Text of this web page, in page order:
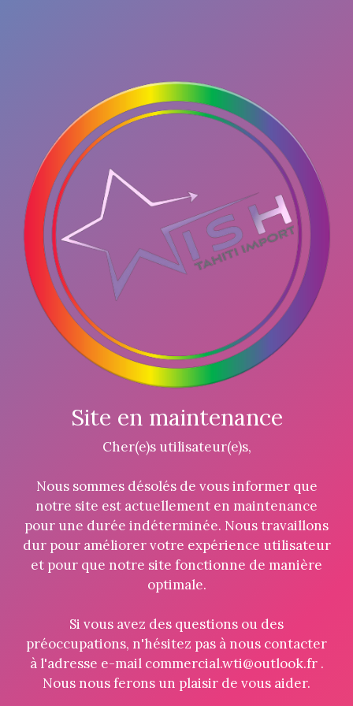
Site en maintenance
Cher(e)s utilisateur(e)s,
Nous sommes désolés de vous informer que
notre site est actuellement en maintenance
pour une durée indéterminée. Nous travaillons
dur pour améliorer votre expérience utilisateur
et pour que notre site fonctionne de manière
optimale.
Si vous avez des questions ou des
préoccupations, n'hésitez pas à nous contacter
à l'adresse e-mail commercial.wti@outlook.fr .
Nous nous ferons un plaisir de vous aider.